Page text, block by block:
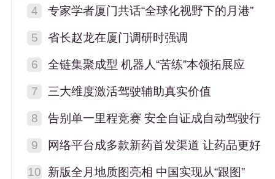
4 专家学者厦门共话“全球化视野下的月港”
5 省长赵龙在厦门调研时强调
6 全链集聚成型 机器人“苦练”本领拓展应
7 三大维度激活驾驶辅助真实价值
8 告别单一里程竞赛 安全自证成自动驾驶行
9 网络平台成多款新药首发渠道 让药品更好
10 新版全月地质图亮相 中国实现从“跟图”